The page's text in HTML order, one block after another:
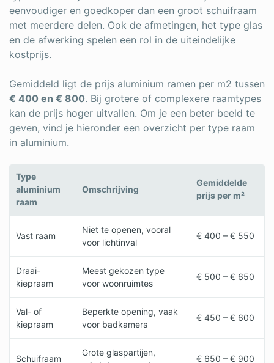
eenvoudiger en goedkoper dan een groot schuifraam
met meerdere delen. Ook de afmetingen, het type glas
en de afwerking spelen een rol in de uiteindelijke
kostprijs.
Gemiddeld ligt de prijs aluminium ramen per m2 tussen
€ 400 en € 800. Bij grotere of complexere raamtypes
kan de prijs hoger uitvallen. Om je een beter beeld te
geven, vind je hieronder een overzicht per type raam
in aluminium.
Type
aluminium
raam
Omschrijving
Gemiddelde
prijs per m²
Vast raam
Niet te openen, vooral
voor lichtinval
€ 400 – € 550
Draai-
kiepraam
Meest gekozen type
voor woonruimtes
€ 500 – € 650
Val- of
kiepraam
Beperkte opening, vaak
voor badkamers
€ 450 – € 600
Schuifraam
Grote glaspartijen,
€ 650 – € 900